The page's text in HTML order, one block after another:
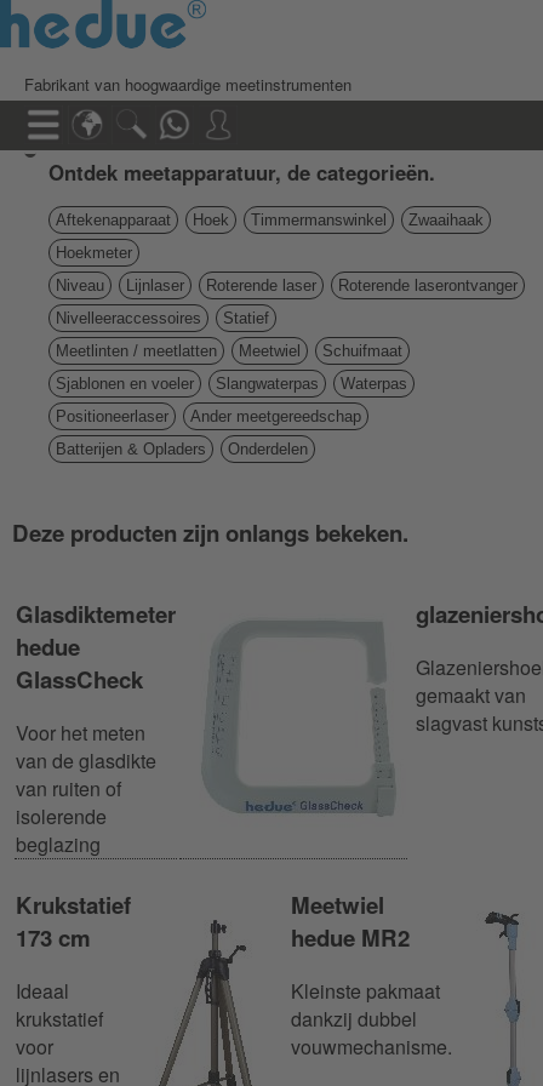
Fabrikant van hoogwaardige meetinstrumenten
Ontdek meetapparatuur, de categorieën.
Aftekenapparaat Hoek Timmermanswinkel
Zwaaihaak
Hoekmeter
Niveau
Lijnlaser Roterende laser
Roterende laserontvanger
Nivelleeraccessoires
Statief
Meetlinten / meetlatten
Meetwiel
Schuifmaat
Sjablonen en voeler
Slangwaterpas
Waterpas
Positioneerlaser
Ander meetgereedschap
Batterijen & Opladers
Onderdelen
Deze producten zijn onlangs bekeken.
Glasdiktemeter
hedue
GlassCheck
Voor het meten
van de glasdikte
van ruiten of
isolerende
beglazing
gemaakt van
slagvast
Krukstatief
173 cm
Ideaal
krukstatief
voor
lijnlasers en
Meetwiel
hedue MR2
Kleinste pakmaat
dankzij dubbel
vouwmechanisme.